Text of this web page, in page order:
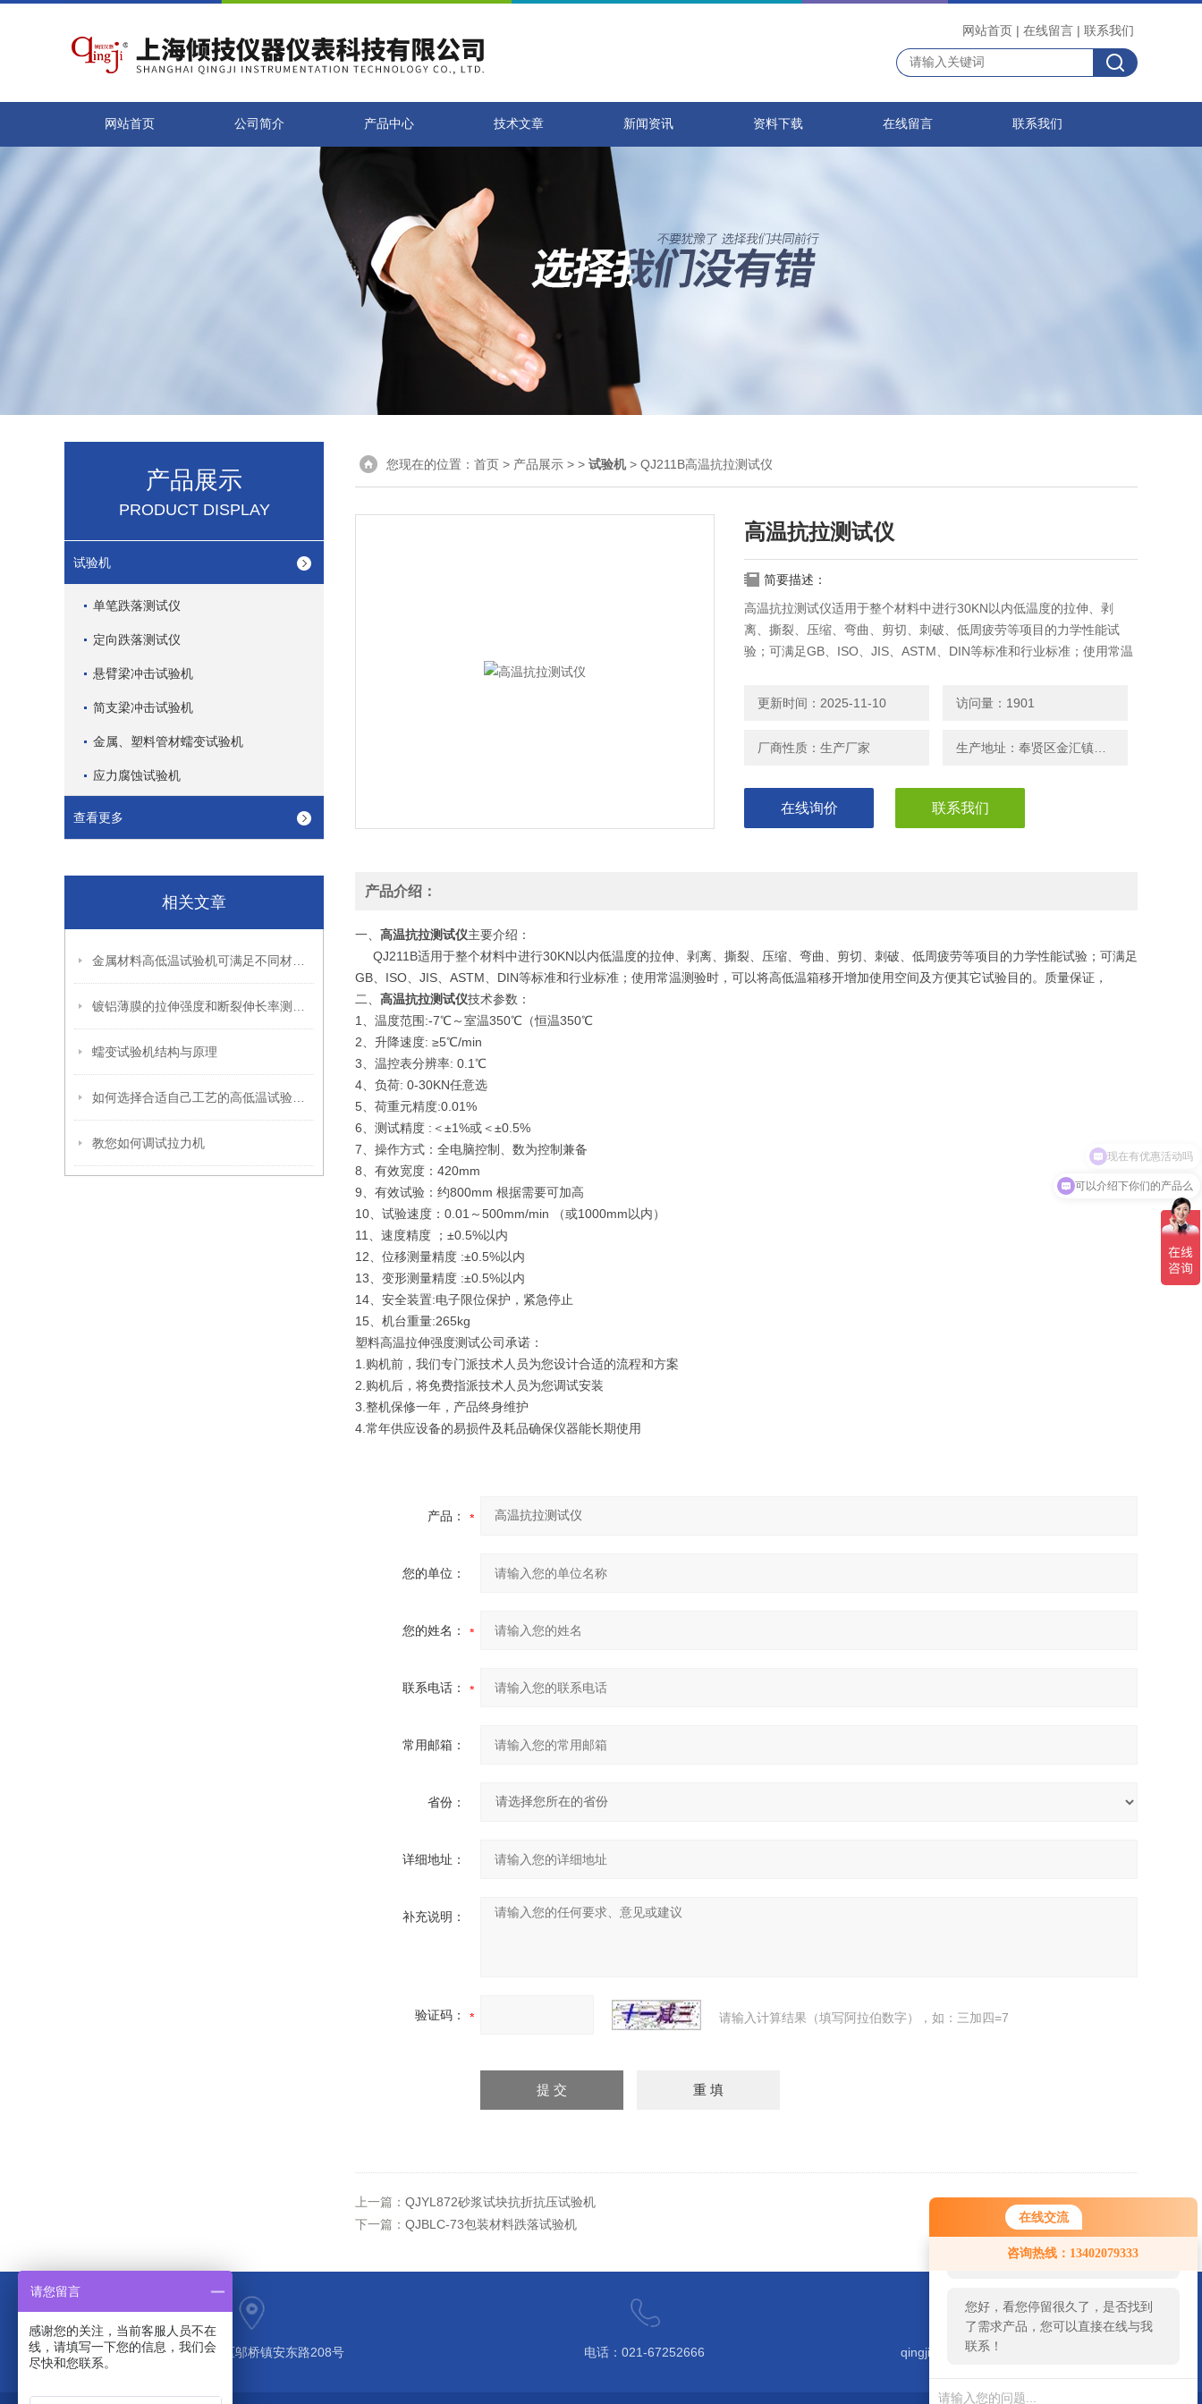
在线交流
咨询热线：13402079333
您好！欢迎前来咨询，很高兴为您
服务，请问您要咨询什么问题呢？
您好，看您停留很久了，是否找到
了需求产品，您可以直接在线与我
联系！
网站首页 | 在线留言 | 联系我们
网站首页 公司简介 产品中心 技术文章 新闻资讯 资料下载 在线留言 联系我们
产品展示
PRODUCT DISPLAY
试验机
单笔跌落测试仪
定向跌落测试仪
悬臂梁冲击试验机
简支梁冲击试验机
金属、塑料管材蠕变试验机
应力腐蚀试验机
查看更多
相关文章
蠕变试验机结构与原理
教您如何调试拉力机
您现在的位置： 首页 > 产品展示 > > 试验机> QJ211B高温抗拉测试仪
高温抗拉测试仪
简要描述：
高温抗拉测试仪适用于整个材料中进行30KN以内低温度的拉伸、剥
离、撕裂、压缩、弯曲、剪切、刺破、低周疲劳等项目的力学性能试
验；可满足GB、ISO、JIS、ASTM、DIN等标准和行业标准；使用常温
保证，
更新时间：2025-11-10 访问量：1901
厂商性质：生产厂家
在线询价 联系我们
产品介绍：
一、 高温抗拉测试仪主要介绍：
QJ211B适用于整个材料中进行30KN以内低温度的拉伸、剥离、撕裂、压缩、弯曲、剪切、刺破、低周疲劳等项目的力学性能试验；可满足
GB、ISO、JIS、ASTM、DIN等标准和行业标准；使用常温测验时，可以将高低温箱移开增加使用空间及方便其它试验目的。质量保证，
二、 高温抗拉测试仪技术参数：
1、温度范围:-7℃～室温350℃（恒温350℃
2、升降速度: ≥5℃/min
3、温控表分辨率: 0.1℃
4、负荷: 0-30KN任意选
5、荷重元精度:0.01%
6、测试精度 :＜±1%或＜±0.5%
7、操作方式：全电脑控制、数为控制兼备
8、有效宽度：420mm
9、有效试验：约800mm 根据需要可加高
10、试验速度：0.01～500mm/min （或1000mm以内）
11、速度精度 ；±0.5%以内
12、位移测量精度 :±0.5%以内
13、变形测量精度 :±0.5%以内
14、安全装置:电子限位保护，紧急停止
15、机台重量:265kg
塑料高温拉伸强度测试公司承诺：
1.购机前，我们专门派技术人员为您设计合适的流程和方案
2.购机后，将免费指派技术人员为您调试安装
3.整机保修一年，产品终身维护
4.常年供应设备的易损件及耗品确保仪器能长期使用
产品：
您的单位：
您的姓名：
联系电话：
常用邮箱：
省份：
详细地址：
补充说明：
验证码： 请输入计算结果（填写阿拉伯数字），如：三加四=7
上一篇： QJYL872砂浆试块抗折抗压试验机
下一篇： QJBLC-73包装材料跌落试验机
上海市奉贤区邬桥镇安东路208号 电话：021-67252666 qingjiyiqi@zhongguoqingji.com
可以介绍下你们的产品么
请您留言
感谢您的关注，当前客服人员不在
线，请填写一下您的信息，我们会
尽快和您联系。